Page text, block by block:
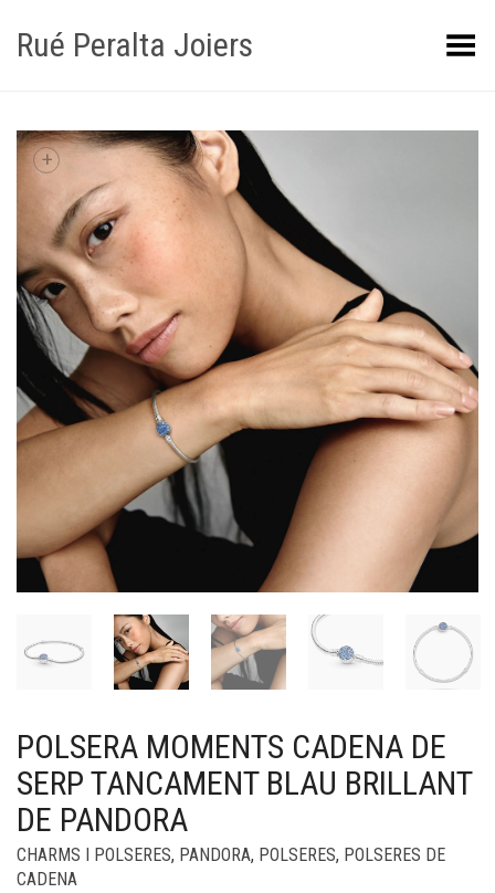
Rué Peralta Joiers Obrir/tancar el menú
+
POLSERA MOMENTS CADENA DE
SERP TANCAMENT BLAU BRILLANT
DE PANDORA
CHARMS I POLSERES, PANDORA, POLSERES, POLSERES DE
CADENA